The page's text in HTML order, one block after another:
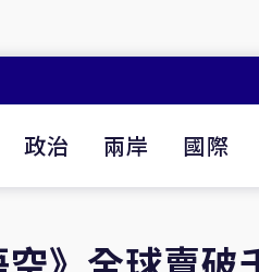
政治 兩岸 國際